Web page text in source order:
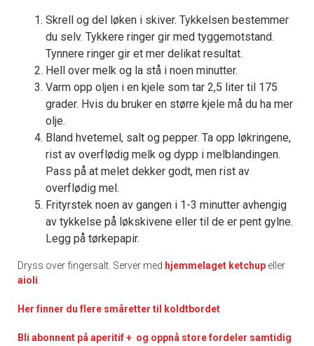
Skrell og del løken i skiver. Tykkelsen bestemmer
du selv. Tykkere ringer gir med tyggemotstand.
Tynnere ringer gir et mer delikat resultat.
Hell over melk og la stå i noen minutter.
Varm opp oljen i en kjele som tar 2,5 liter til 175
grader. Hvis du bruker en større kjele må du ha mer
olje.
Bland hvetemel, salt og pepper. Ta opp løkringene,
rist av overflødig melk og dypp i melblandingen.
Pass på at melet dekker godt, men rist av
overflødig mel.
Frityrstek noen av gangen i 1-3 minutter avhengig
av tykkelse på løkskivene eller til de er pent gylne.
Legg på tørkepapir.
Dryss over fingersalt. Server med hjemmelaget ketchup eller
aioli
Her finner du flere småretter til koldtbordet
Bli abonnent på aperitif + og oppnå store fordeler samtidig